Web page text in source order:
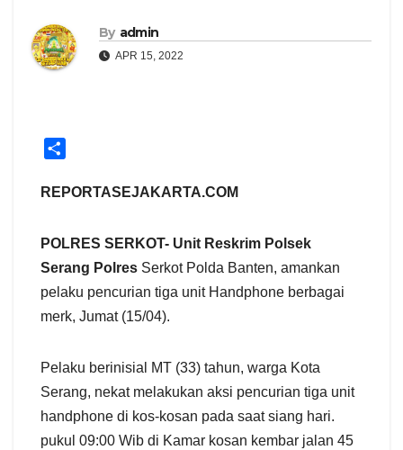
By admin
APR 15, 2022
a
e
REPORTASEJAKARTA.COM
POLRES SERKOT- Unit Reskrim Polsek
Serang Polres Serkot Polda Banten, amankan
pelaku pencurian tiga unit Handphone berbagai
merk, Jumat (15/04).
Pelaku berinisial MT (33) tahun, warga Kota
Serang, nekat melakukan aksi pencurian tiga unit
handphone di kos-kosan pada saat siang hari.
pukul 09:00 Wib di Kamar kosan kembar jalan 45